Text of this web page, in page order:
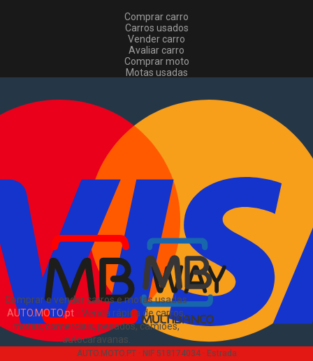
Comprar e vender carros e motas usadas
AUTO.MOTO.pt- Venda rápida de carros,
motas, comerciais, pesados, camiões,
autocaravanas
Comprar carro
Carros usados
Vender carro
Avaliar carro
Comprar moto
Motas usadas
Comerciais usados
Vender comerciais
Informações
Como comprar e vender
Pacotes de anúncios
Verificar VIN e matrícula
Sitemap
EN
Sobre Nós
AUTO.MOTO.PT · NIF 518174034 · Estrada